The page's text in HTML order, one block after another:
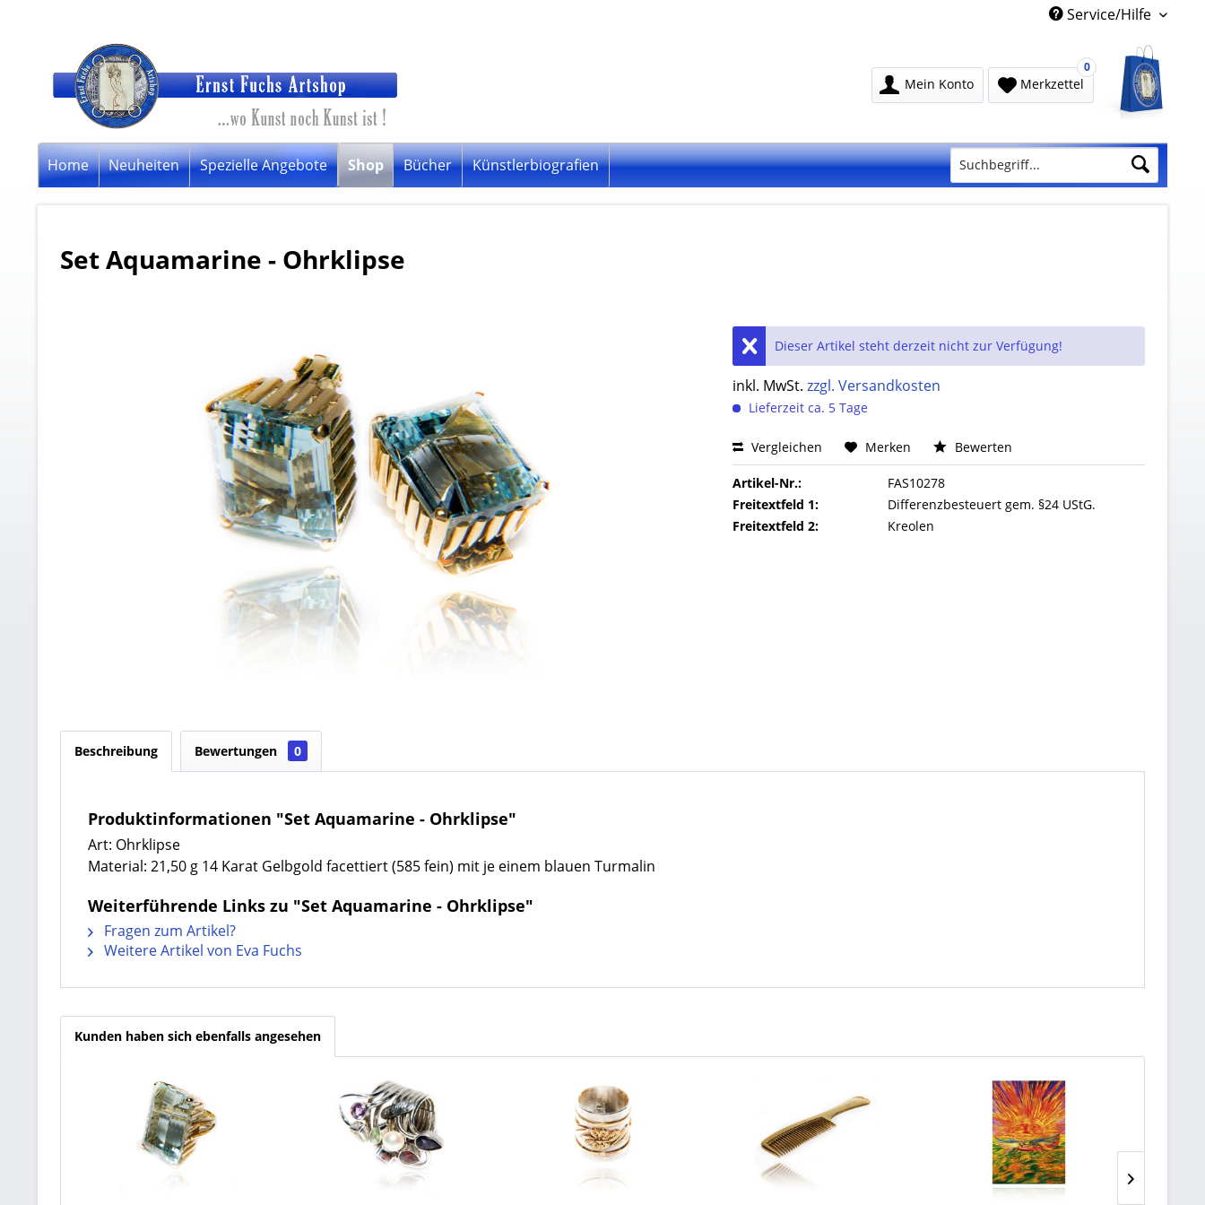
Service/Hilfe
Merkzettel
0
Mein Konto
Home Neuheiten Spezielle Angebote Shop Bücher Künstlerbiografien
Set Aquamarine - Ohrklipse
Dieser Artikel steht derzeit nicht zur Verfügung!
inkl. MwSt.zzgl. Versandkosten
Lieferzeit ca. 5 Tage
Vergleichen Merken Bewerten
Artikel-Nr.:
FAS10278
Freitextfeld 1:
Differenzbesteuert gem. §24 UStG.
Freitextfeld 2:
Kreolen
Beschreibung Bewertungen 0
Produktinformationen "Set Aquamarine - Ohrklipse"
Art: Ohrklipse
Material: 21,50 g 14 Karat Gelbgold facettiert (585 fein) mit je einem blauen Turmalin
Weiterführende Links zu "Set Aquamarine - Ohrklipse"
Fragen zum Artikel?
Weitere Artikel von Eva Fuchs
Kunden haben sich ebenfalls angesehen